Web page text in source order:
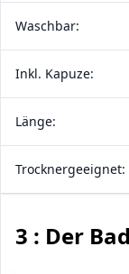
Waschbar:
Inkl. Kapuze:
Länge:
Trocknergeeignet:
3 : Der